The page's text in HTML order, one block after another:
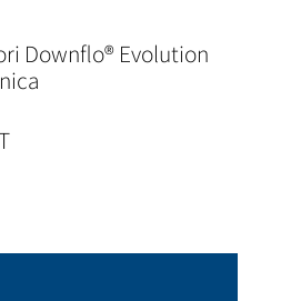
Downflo® Evolution